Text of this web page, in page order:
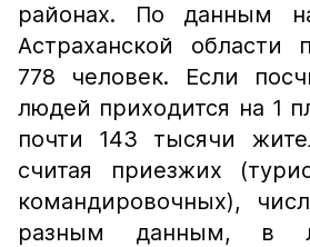
районах. По данным
Астраханской области
778 человек. Если
людей приходится на 1
почти 143 тысячи
считая приезжих
командировочных),
разным данным, в